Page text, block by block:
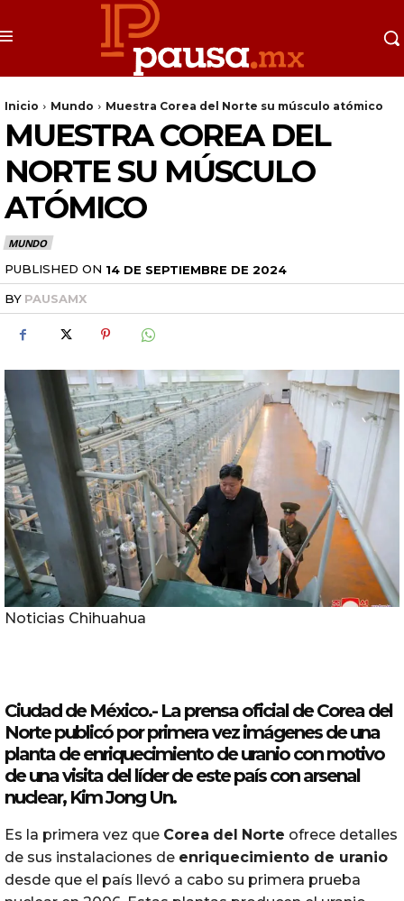
Inicio Mundo Muestra Corea del Norte su músculo atómico
MUESTRA COREA DEL
NORTE SU MÚSCULO
ATÓMICO
MUNDO
PUBLISHED ON 14 DE SEPTIEMBRE DE 2024
BY PAUSAMX
Noticias Chihuahua
Ciudad de México.- La prensa oficial deCorea del
Nortepublicó por primera vez imágenes de una
planta de enriquecimiento de uranio con motivo
de una visitadellíder de este país con arsenal
nuclear, Kim Jong Un.
Es la primera vez que Corea del Norte ofrece detalles
de sus instalaciones de enriquecimiento de uranio
desde que el país llevó a cabo su primera prueba